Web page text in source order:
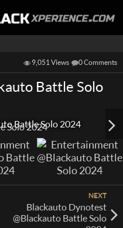
9,051 Views 0Comments
Battle Solo
Battle Solo 2024
NEXT
Blackauto Dynotest
@Blackauto Battle Solo